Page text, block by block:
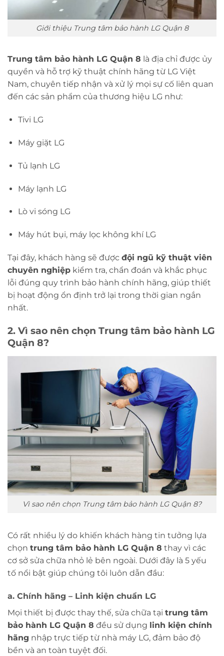
Giới thiệu Trung tâm bảo hành LG Quận 8
Trung tâm bảo hành LG Quận 8 là địa chỉ được ủy
quyền và hỗ trợ kỹ thuật chính hãng từ LG Việt
Nam, chuyên tiếp nhận và xử lý mọi sự cố liên quan
đến các sản phẩm của thương hiệu LG như:
Tivi LG
Máy giặt LG
Tủ lạnh LG
Máy lạnh LG
Lò vi sóng LG
Máy hút bụi, máy lọc không khí LG
Tại đây, khách hàng sẽ được đội ngũ kỹ thuật viên
chuyên nghiệp kiểm tra, chẩn đoán và khắc phục
lỗi đúng quy trình bảo hành chính hãng, giúp thiết
bị hoạt động ổn định trở lại trong thời gian ngắn
nhất.
2. Vì sao nên chọn Trung tâm bảo hành LG
Quận 8?
Vì sao nên chọn Trung tâm bảo hành LG Quận 8?
Có rất nhiều lý do khiến khách hàng tin tưởng lựa
chọn trung tâm bảo hành LG Quận 8 thay vì các
cơ sở sửa chữa nhỏ lẻ bên ngoài. Dưới đây là 5 yếu
tố nổi bật giúp chúng tôi luôn dẫn đầu:
a. Chính hãng – Linh kiện chuẩn LG
Mọi thiết bị được thay thế, sửa chữa tại trung tâm
bảo hành LG Quận 8 đều sử dụng linh kiện chính
hãng nhập trực tiếp từ nhà máy LG, đảm bảo độ
bền và an toàn tuyệt đối.